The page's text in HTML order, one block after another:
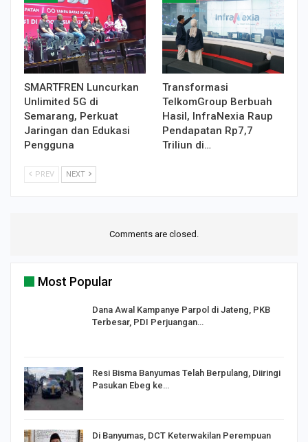
SMARTFREN Luncurkan
Unlimited 5G di
Semarang, Perkuat
Jaringan dan Edukasi
Pengguna
Transformasi
TelkomGroup Berbuah
Hasil, InfraNexia Raup
Pendapatan Rp7,7
Triliun di…
PREV NEXT
Comments are closed.
Most Popular
Dana Awal Kampanye Parpol di Jateng, PKB
Terbesar, PDI Perjuangan…
Resi Bisma Banyumas Telah Berpulang, Diiringi
Pasukan Ebeg ke…
Di Banyumas, DCT Keterwakilan Perempuan